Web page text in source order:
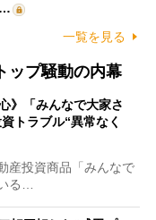
…
一覧を見る
ップ騒動の内幕
》「みんなで大家さ
トラブル“異常なく
産投資商品「みんなで
る…